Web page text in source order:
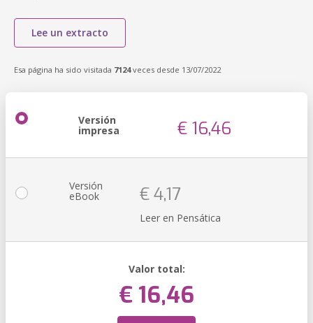
Lee un extracto
Esa página ha sido visitada 7124veces desde 13/07/2022
Versión
impresa € 16,46
Versión
eBook € 4,17
Leer en Pensática
Valor total:
€ 16,46